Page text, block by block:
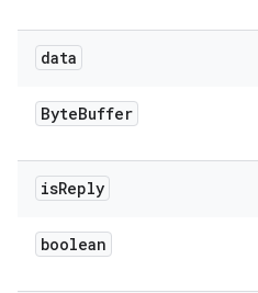
data
ByteBuffer
isReply
boolean